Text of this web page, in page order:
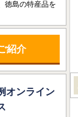
徳島の特産品を
紹介
オンライン